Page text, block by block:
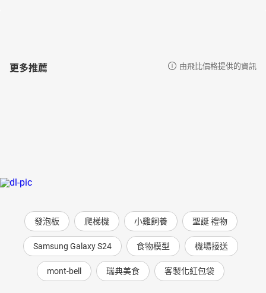
084蚱蜢娶親
093正月正
096小皮球
097慈母曲
098結拜兄弟
099金銀花
100爬樹
更多推薦 由飛比價格提供的資訊
發泡板 爬梯機 小雞飼養 聖誕 禮物
Samsung Galaxy S24 食物模型 機場接送
mont-bell 瑞典美食 客製化紅包袋